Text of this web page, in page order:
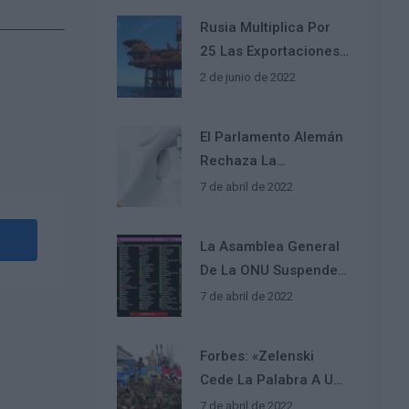
Rusia Multiplica Por
25 Las Exportaciones
De Petróleo A La India
2 de junio de 2022
El Parlamento Alemán
Rechaza La
Vacunación
7 de abril de 2022
La Asamblea General
De La ONU Suspende
A Rusia Del Consejo
7 de abril de 2022
Forbes: «Zelenski
Cede La Palabra A Un
Neonazi Durante Su
7 de abril de 2022